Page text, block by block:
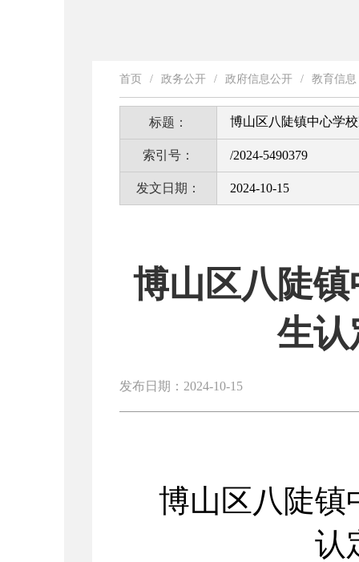
首页 / 政务公开 / 政府信息公开 / 教育信息
标题： 博山区八陡镇中心学
索引号： /2024-5490379
发文日期： 2024-10-15
博山区八陡
生认
发布日期：2024-10-15
博山区八陡镇
认